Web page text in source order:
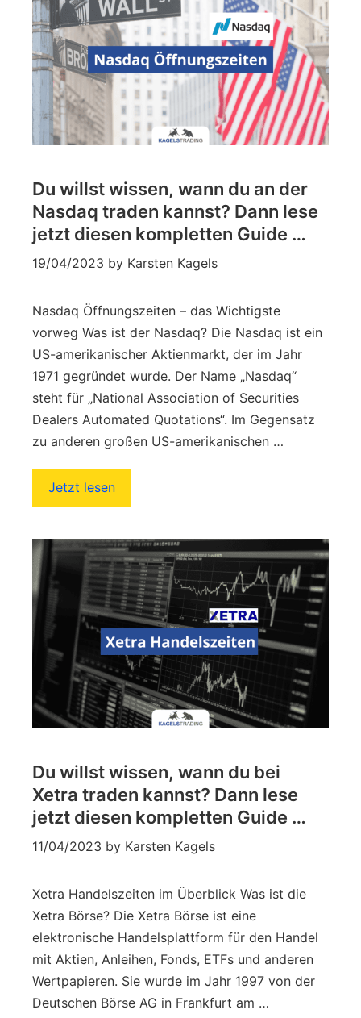
Du willst wissen, wann du an der
Nasdaq traden kannst? Dann lese
jetzt diesen kompletten Guide …
19/04/2023 by Karsten Kagels
Nasdaq Öffnungszeiten – das Wichtigste
vorweg Was ist der Nasdaq? Die Nasdaq ist ein
US-amerikanischer Aktienmarkt, der im Jahr
1971 gegründet wurde. Der Name „Nasdaq“
steht für „National Association of Securities
Dealers Automated Quotations“. Im Gegensatz
zu anderen großen US-amerikanischen …
Jetzt lesen
Du willst wissen, wann du bei
Xetra traden kannst? Dann lese
jetzt diesen kompletten Guide …
11/04/2023 by Karsten Kagels
Xetra Handelszeiten im Überblick Was ist die
Xetra Börse? Die Xetra Börse ist eine
elektronische Handelsplattform für den Handel
mit Aktien, Anleihen, Fonds, ETFs und anderen
Wertpapieren. Sie wurde im Jahr 1997 von der
Deutschen Börse AG in Frankfurt am …